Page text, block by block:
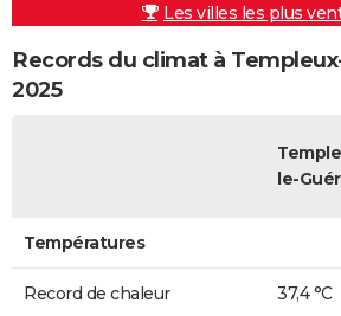
Les villes les plus
Records du climat à
2025
le-
Températures
Record de chaleur 37,4 °C